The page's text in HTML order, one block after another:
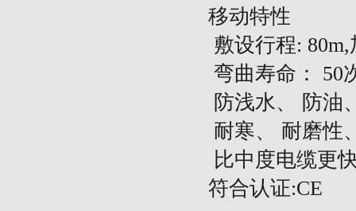
移动特性
敷设行程:
弯曲寿命：
50
防浅水、
防油
耐寒、
耐磨性
比中度电缆更
符合认证:CE